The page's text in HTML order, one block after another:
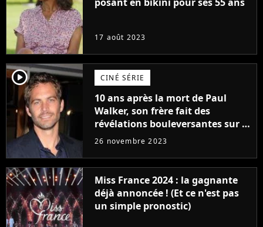
17 août 2023
player2 CINÉ SÉRIE
10 ans après la mort de Paul
Walker, son frère fait des
révélations bouleversantes sur la
réaction des acteurs de Fast and
26 novembre 2023
Miss France 2024 : la gagnante
déjà annoncée ! (Et ce n'est pas
un simple pronostic)